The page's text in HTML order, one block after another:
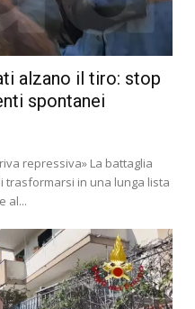
alzano il tiro: stop
spontanei
repressiva» La battaglia
trasformarsi in una lunga lista
al...